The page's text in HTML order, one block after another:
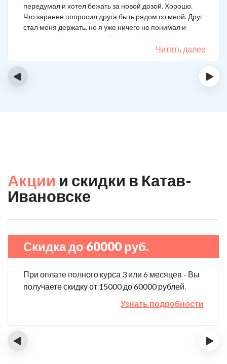
передумал и хотел бежать за новой дозой. Хорошо.
Что заранее попросил друга быть рядом со мной. Друг
стал меня держать, но я уже ничего не понимал и
начал силой вырываться. Тогда мой товарищ просто
связан меня и позвонил в клинику. На дом приехал
нарколог, мне сделали какую-то капельницу, после
для прохождения курса реабилитации, так я и сделал.
Читать далее
‹ ›
Акции и скидки в Катав-
Ивановске
Скидка до 60000 руб.
При оплате полного курса 3 или 6 месяцев - Вы
получаете скидку от 15000 до 60000 рублей.
Узнать подробности
‹ ›